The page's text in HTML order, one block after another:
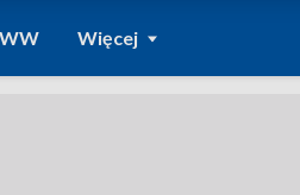
Więcej